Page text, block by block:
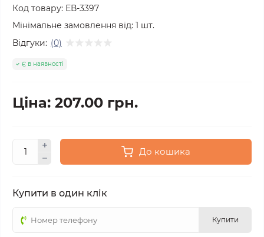
Код товару: ЕВ-3397
Мінімальне замовлення від: 1 шт.
Відгуки: (0)
Є в наявності
Ціна: 207.00 грн.
До кошика
Купити в один клік
Купити